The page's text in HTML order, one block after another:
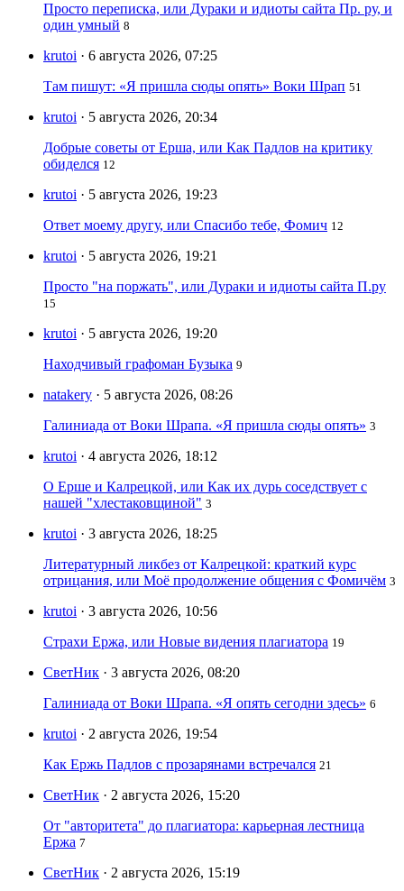
Просто переписка, или Дураки и идиоты сайта Пр. ру, и
один умный 8
krutoi · 6 августа 2026, 07:25
Там пишут: «Я пришла сюды опять» Воки Шрап 51
krutoi · 5 августа 2026, 20:34
Добрые советы от Ерша, или Как Падлов на критику
обиделся 12
krutoi · 5 августа 2026, 19:23
Ответ моему другу, или Спасибо тебе, Фомич 12
krutoi · 5 августа 2026, 19:21
Просто "на поржать", или Дураки и идиоты сайта П.ру
15
krutoi · 5 августа 2026, 19:20
Находчивый графоман Бузыка 9
natakery · 5 августа 2026, 08:26
Галиниада от Воки Шрапа. «Я пришла сюды опять» 3
krutoi · 4 августа 2026, 18:12
О Ерше и Калрецкой, или Как их дурь соседствует с
нашей "хлестаковщиной" 3
krutoi · 3 августа 2026, 18:25
Литературный ликбез от Калрецкой: краткий курс
отрицания, или Моё продолжение общения с Фомичём 3
krutoi · 3 августа 2026, 10:56
Страхи Ержа, или Новые видения плагиатора 19
СветНик · 3 августа 2026, 08:20
Галиниада от Воки Шрапа. «Я опять сегодни здесь» 6
krutoi · 2 августа 2026, 19:54
Как Ержь Падлов с прозарянами встречался 21
СветНик · 2 августа 2026, 15:20
От "авторитета" до плагиатора: карьерная лестница
Ержа 7
СветНик · 2 августа 2026, 15:19